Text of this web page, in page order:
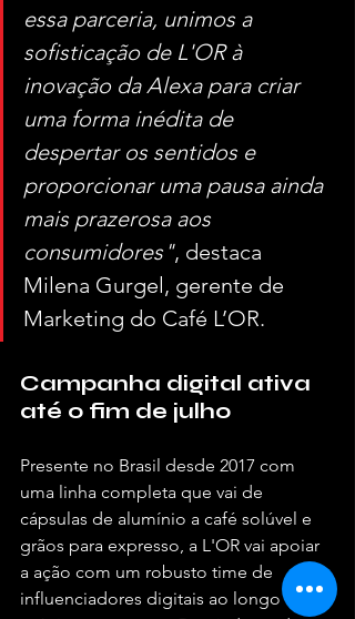
essa parceria, unimos a
sofisticação de L'OR à
inovação da Alexa para criar
uma forma inédita de
despertar os sentidos e
proporcionar uma pausa ainda
mais prazerosa aos
consumidores", destaca
Milena Gurgel, gerente de
Marketing do Café L’OR.
Campanha digital ativa
até o fim de julho
Presente no Brasil desde 2017 com
uma linha completa que vai de
cápsulas de alumínio a café solúvel e
grãos para expresso, a L'OR vai apoiar
a ação com um robusto time de
influenciadores digitais ao longo das